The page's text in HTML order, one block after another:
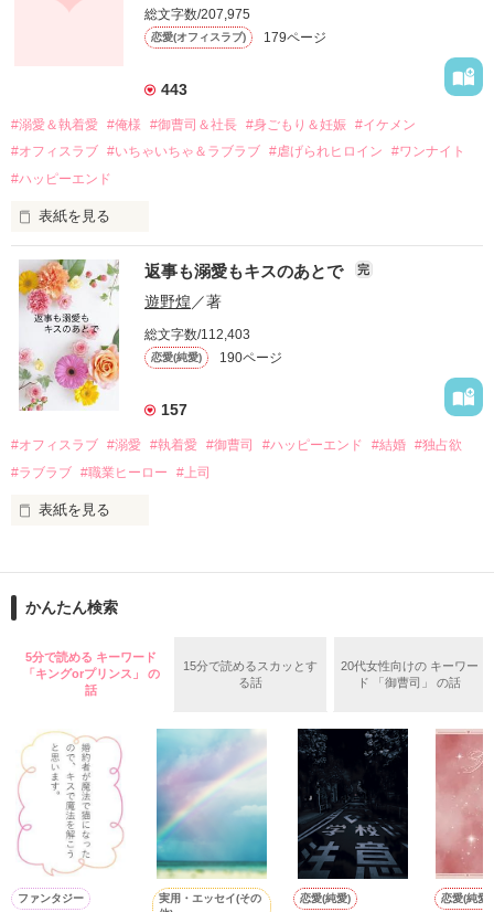
関係修復もできないまま、美桜は両親の離婚によって
引っ越すことになり、哲平とも離れ離れになった。
それから約十二年後。
過去の傷から、二度と会いたくないと思っていた哲平に
運命のような再会を果たす。
酔った勢いで一夜を共にしてしまった。
さらに、美桜が初めてだと知った哲平は
『責任をとる、結婚しよう』と真っ直ぐに告げてきた。
戸惑う美桜とは裏腹に、好きという気持ちを隠すことなく
甘やかしてくる。
そんなある日、哲平は美桜がストーカー被害に
遭っていることを知る。
美桜を守るため、哲平は同居を提案してきて――。
夏木美桜(なつきみお)
鳴海哲平 (なるみてっぺい)
2026.6.5～2026.7.25
＊以前、公開していた話の改稿版です＊
作品を読む
総文字数/207,975
恋愛(オフィスラブ) 179ページ
443
#溺愛＆執着愛 #俺様 #御曹司＆社長 #身ごもり＆妊娠 #イケメン
#オフィスラブ #いちゃいちゃ＆ラブラブ #虐げられヒロイン
#ワンナイト
#ハッピーエンド
表紙を見る
おかしな噂を流されて前の職場でうまくいかなかった梅田美
桜は、海外で傷心旅行をしていたところ、日本人美青年と出会
い、酒の勢いもあり一夜限りの関係となる。
帰国後、美桜は新しい職場でワンナイトした美青年と再会。
なんと彼の正体は、とある財閥御曹司にも関わらず、一族を離
れて起業した新進気鋭の実業家、社内でも冷徹だと評判な社長
――御影恭司その人だったのだ――！
なぜか恭司から飼い猫の世話係を命じられた美桜は、猫の世
の関係となってしまい――？
返事も溺愛もキスのあとで 完
遊野煌／著
総文字数/112,403
恋愛(純愛) 190ページ
157
#オフィスラブ #溺愛 #執着愛 #御曹司 #ハッピーエンド #結婚 #独占欲
#ラブラブ #職業ヒーロー #上司
表紙を見る
ションの企画戦略室で働いている。
めた、同期で恋人の石垣守（26）がいるのだが、後輩の姫原由
いた。
守と由羅から『便利屋雛子』と馬鹿にされ、一人こっそり泣い
ていた雛子に、企画戦略室の上司である雪瀬鷹哉（29）が
た上、同居まで提案してきて──？
鷹哉『宜しくな、俺の雛子』🦅
雛子『俺の……ひぃ、雛子？！！！』🐥
シゴデキで冷徹な上司が見せる素顔は、なぜか想像以上に甘く
て……🐥💓🦅
かんたん検索
5分で読める キーワード
「キングorプリンス」 の
話
15分で読めるスカッとす
る話
20代女性向けの キーワー
ド 「御曹司」 の話
ファンタジー
実用・エッセイ(その
恋愛(純愛) 恋愛(純愛)